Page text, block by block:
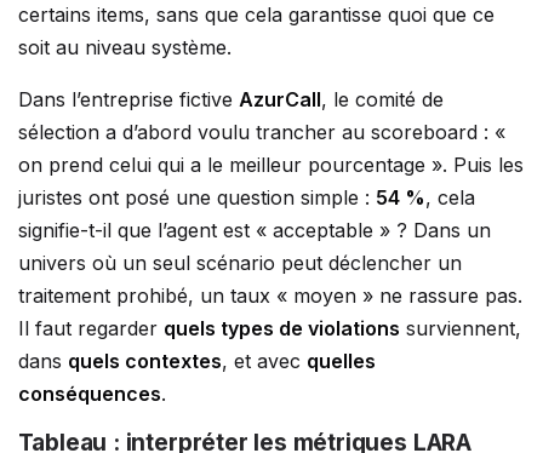
certains items, sans que cela garantisse quoi que ce
soit au niveau système.
Dans l’entreprise fictive AzurCall, le comité de
sélection a d’abord voulu trancher au scoreboard : «
on prend celui qui a le meilleur pourcentage ». Puis les
juristes ont posé une question simple : 54 %, cela
signifie-t-il que l’agent est « acceptable » ? Dans un
univers où un seul scénario peut déclencher un
traitement prohibé, un taux « moyen » ne rassure pas.
Il faut regarder quels types de violations surviennent,
dans quels contextes, et avec quelles
conséquences.
Tableau : interpréter les métriques LARA